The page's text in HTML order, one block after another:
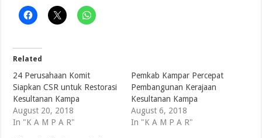
Related
24 Perusahaan Komit
Siapkan CSR untuk Restorasi
Kesultanan Kampa
August 20, 2018
In "K A M P A R"
Pemkab Kampar Percepat
Pembangunan Kerajaan
Kesultanan Kampa
August 6, 2018
In "K A M P A R"